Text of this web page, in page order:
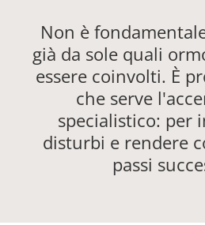
Non è
già da sole quali
essere coinvolti. È
che serve
specialistico: per
disturbi e rendere
passi